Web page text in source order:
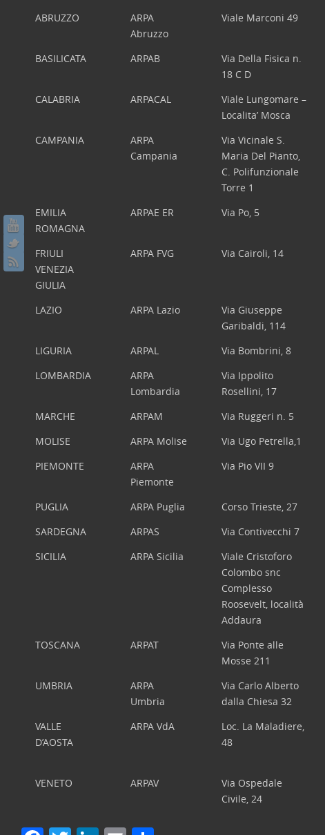
ABRUZZO
ARPA
Abruzzo
Viale Marconi 49
BASILICATA ARPAB
Via Della Fisica n.
18 C D
CALABRIA ARPACAL
Viale Lungomare –
Localita’ Mosca
CAMPANIA
ARPA
Campania
Via Vicinale S.
Maria Del Pianto,
C. Polifunzionale
Torre 1
EMILIA
ROMAGNA
ARPAE ER Via Po, 5
FRIULI
VENEZIA
GIULIA
ARPA FVG Via Cairoli, 14
LAZIO ARPA Lazio
Via Giuseppe
Garibaldi, 114
LIGURIA ARPAL Via Bombrini, 8
LOMBARDIA
ARPA
Lombardia
Via Ippolito
Rosellini, 17
MARCHE ARPAM Via Ruggeri n. 5
MOLISE
ARPA Molise Via Ugo Petrella,1
PIEMONTE
ARPA
Piemonte
Via Pio VII 9
PUGLIA ARPA Puglia Corso Trieste, 27
SARDEGNA
ARPAS Via Contivecchi 7
SICILIA
ARPA Sicilia
Viale Cristoforo
Colombo snc
Complesso
Roosevelt, località
Addaura
TOSCANA ARPAT
Via Ponte alle
Mosse 211
UMBRIA
ARPA
Umbria
Via Carlo Alberto
dalla Chiesa 32
VALLE
D’AOSTA
ARPA VdA
Loc. La Maladiere,
48
VENETO ARPAV
Via Ospedale
Civile, 24